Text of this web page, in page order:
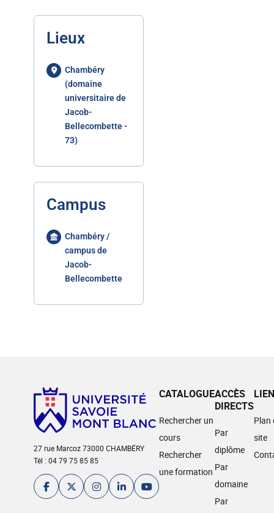
Lieux
Chambéry
(domaine
universitaire de
Jacob-
Bellecombette -
73)
Campus
Chambéry /
campus de
Jacob-
Bellecombette
27 rue Marcoz 73000 CHAMBÉRY
Tél : 04 79 75 85 85
CATALOGUE
Rechercher un
cours
Rechercher
une formation
ACCÈS
DIRECTS
Par
diplôme
Par
domaine
Par
Plan
site